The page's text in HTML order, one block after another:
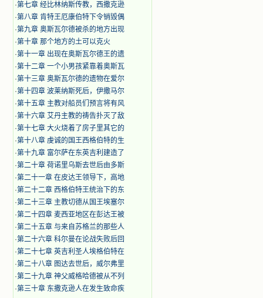
·第七章 经比林纳斯传教，西撒克逊
·第八章 肯特王厄康伯特下令销毁偶
·第九章 奥斯瓦尔德被杀的地方出现
·第十章 那个地方的土可以克火
·第十一章 出现在奥斯瓦尔德王的遗
·第十二章 一个小男孩紧靠着奥斯瓦
·第十三章 奥斯瓦尔德的遗物在爱尔
·第十四章 波莱纳斯死后，伊撒马尔
·第十五章 主教对船员们预言将有风
·第十六章 艾丹主教的祷告扑灭了敌
·第十七章 大火烧着了房子里其它的
·第十八章 虔诚的国王西格伯特的生
·第十九章 富尔萨在东英吉利建造了
·第二十章 荷诺里乌斯去世后由多斯
·第二十一章 在皮达王领导下，高地
·第二十二章 西格伯特王统治下的东
·第二十三章 主教切德从国王埃塞尔
·第二十四章 麦西亚地区在彭达王被
·第二十五章 与来自苏格兰的那些人
·第二十六章 科尔曼在论战失败后回
·第二十七章 英吉利圣人埃格伯特在
·第二十八章 图达去世后，威尔弗里
·第二十九章 神父威格哈德被从不列
·第三十章 东撒克逊人在发生致命疾